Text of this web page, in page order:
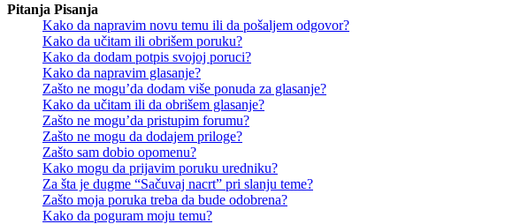
Pitanja Pisanja
Kako da napravim novu temu ili da pošaljem odgovor?
Kako da učitam ili obrišem poruku?
Kako da dodam potpis svojoj poruci?
Kako da napravim glasanje?
Zašto ne mogu’da dodam više ponuda za glasanje?
Kako da učitam ili da obrišem glasanje?
Zašto ne mogu’da pristupim forumu?
Zašto ne mogu da dodajem priloge?
Zašto sam dobio opomenu?
Kako mogu da prijavim poruku uredniku?
Za šta je dugme “Sačuvaj nacrt” pri slanju teme?
Zašto moja poruka treba da bude odobrena?
Kako da poguram moju temu?